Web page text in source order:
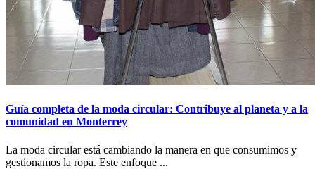
Guía completa de la moda circular: Contribuye al planeta y a la
comunidad en Monterrey
La moda circular está cambiando la manera en que consumimos y
gestionamos la ropa. Este enfoque ...